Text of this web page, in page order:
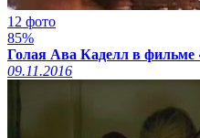
12 фото
85%
Голая Ава Каделл в фильме
09.11.2016